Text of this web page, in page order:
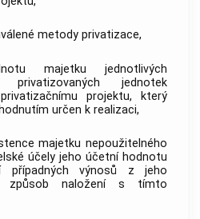
metody privatizace,
majetku jednotlivých
privatizovaných jednotek
projektu, který
určen k realizaci,
majetku nepoužitelného
účely jeho účetní hodnotu
případných výnosů z jeho
způsob naložení s tímto